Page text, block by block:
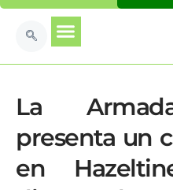
La
presenta un
en